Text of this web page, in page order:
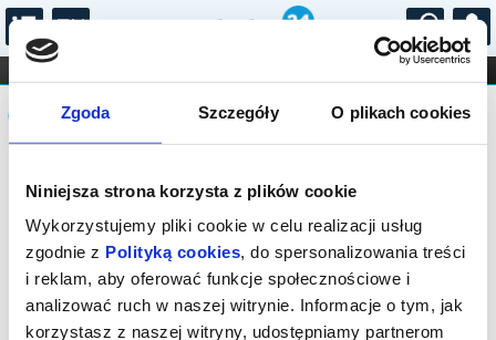
Zgoda Szczegóły O plikach cookies
Niniejsza strona korzysta z plików cookie
Wykorzystujemy pliki cookie w celu realizacji usług
zgodnie z Polityką cookies, do spersonalizowania treści
i reklam, aby oferować funkcje społecznościowe i
analizować ruch w naszej witrynie. Informacje o tym, jak
korzystasz z naszej witryny, udostępniamy partnerom
...
FILHARMONIA OPERA I BALET
STAND-UP
DLA DZIECI
Komunikat
Sprzedaż on-line została zakończona,
sprawdź dostępność biletów w kasie.